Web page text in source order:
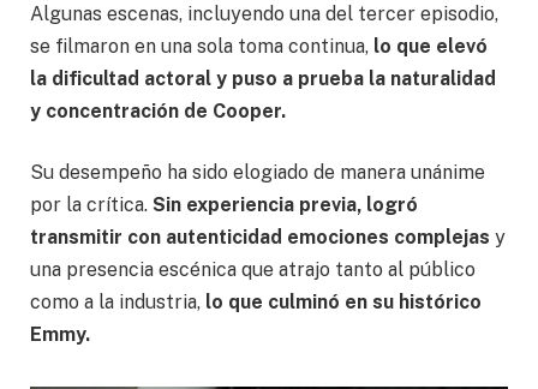
Algunas escenas, incluyendo una del tercer episodio,
se filmaron en una sola toma continua, lo que elevó
la dificultad actoral y puso a prueba la naturalidad
y concentración de Cooper.
Su desempeño ha sido elogiado de manera unánime
por la crítica. Sin experiencia previa, logró
transmitir con autenticidad emociones complejas y
una presencia escénica que atrajo tanto al público
como a la industria, lo que culminó en su histórico
Emmy.